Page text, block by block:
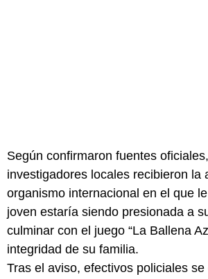
Según confirmaron fuentes
investigadores locales recibieron la
organismo internacional en el que
joven estaría siendo presionada a
culminar con el juego “La Ballena
integridad de su familia.
Tras el aviso, efectivos policiales